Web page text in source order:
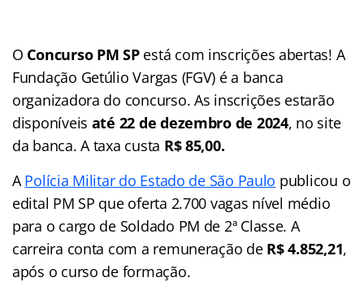
O Concurso PM SPestá com inscrições abertas! A
Fundação Getúlio Vargas (FGV) é a banca
organizadora do concurso. As inscrições estarão
disponíveis até 22 de dezembro de 2024, no site
da banca. A taxa custa R$ 85,00.
APolícia Militar do Estado de São Paulo publicou o
edital PM SP que oferta 2.700 vagas nível médio
para o cargo de Soldado PM de 2ª Classe. A
carreira conta com a remuneração de R$ 4.852,21,
após o curso de formação.